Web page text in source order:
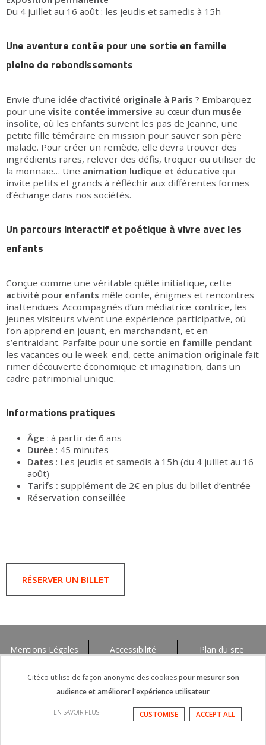
Du 4 juillet au 16 août : les jeudis et samedis à 15h
Une aventure contée pour une sortie en famille
pleine de rebondissements
Envie d’une idée d’activité originale à Paris ? Embarquez
pour une visite contée immersive au cœur d’un musée
insolite, où les enfants suivent les pas de Jeanne, une
petite fille téméraire en mission pour sauver son père
malade. Pour créer un remède, elle devra trouver des
ingrédients rares, relever des défis, troquer ou utiliser de
la monnaie… Une animation ludique et éducative qui
invite petits et grands à réfléchir aux différentes formes
d’échange dans nos sociétés.
Un parcours interactif et poétique à vivre avec les
enfants
Conçue comme une véritable quête initiatique, cette
activité pour enfants mêle conte, énigmes et rencontres
inattendues. Accompagnés d’un médiatrice-contrice, les
jeunes visiteurs vivent une expérience participative, où
l’on apprend en jouant, en marchandant, et en
s’entraidant. Parfaite pour une sortie en famille pendant
les vacances ou le week-end, cette animation originale fait
rimer découverte économique et imagination, dans un
cadre patrimonial unique.
Informations pratiques
Âge : à partir de 6 ans
Durée : 45 minutes
Dates : Les jeudis et samedis à 15h (du 4 juillet au 16
août)
Tarifs : supplément de 2€ en plus du billet d’entrée
Réservation conseillée
RÉSERVER UN BILLET
Mentions Légales Accessibilité Plan du site
Citéco utilise de façon anonyme des cookiespour mesurer son
audience et améliorer l'expérience utilisateur
EN SAVOIR PLUS ACCEPT ALL
CUSTOMISE